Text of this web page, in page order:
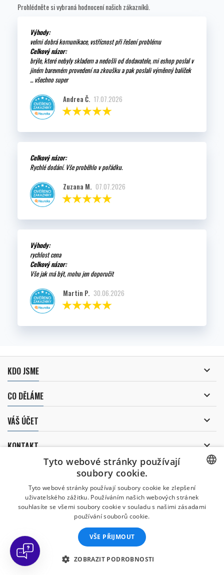
Prohlédněte si vybraná hodnocení našich zákazníků.
Výhody:
velmi dobrá komunikace, vstřícnost při řešení problému
Celkový názor:
brýle, které nebyly skladem a nedošli od dodavatele, mi eshop poslal v
jiném barevném provedení na zkoušku a pak poslali výměnný balíček
... všechno super
Andrea Č. 17.07.2026
Celkový názor:
Rychlé dodání. Vše proběhlo v pořádku.
Zuzana M. 07.07.2026
Výhody:
rychlost cena
Celkový názor:
Vše jak má být, mohu jen doporučit
Martin P. 30.06.2026
KDO JSME 
CO DĚLÁME 
VÁŠ ÚČET 
KONTAKT 
ODBĚR NOVINEK
Uděluji souhlas se
zpracováním osobních údajů.
© Copyright 2026 Divers Direct Praha. Všechna práva vyhrazena.
CZECH
Tyto webové stránky používají
soubory cookie.
Tyto webové stránky používají soubory cookie ke zlepšení
uživatelského zážitku. Používáním našich webových stránek
souhlasíte se všemi soubory cookie v souladu s našimi zásadami
používání souborů cookie.
VŠE PŘIJMOUT
ZOBRAZIT PODROBNOSTI